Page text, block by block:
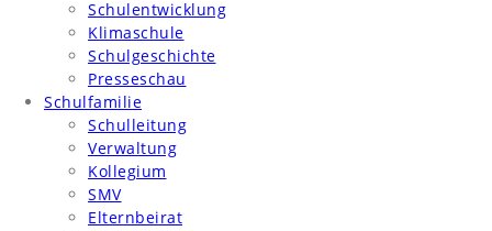
Schulentwicklung
Klimaschule
Schulgeschichte
Presseschau
Schulfamilie
Schulleitung
Verwaltung
Kollegium
SMV
Elternbeirat